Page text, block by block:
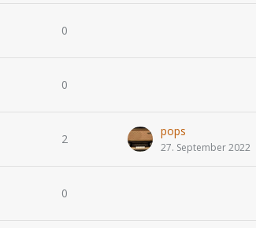
0
0
2
pops
27. September 2022
0